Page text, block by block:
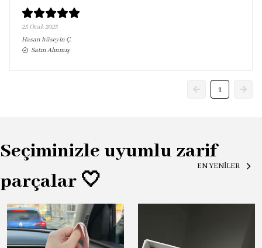
25 Ocak 2025
Hasan hüseyin Ç.
Satın Alınmış
1
Seçiminizle uyumlu zarif
parçalar 🤍
EN YENİLER